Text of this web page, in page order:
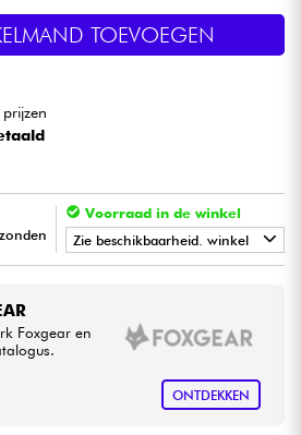
TOEVOEGEN
Voorraad in de winkel
Zie beschikbaarheid. winkel
Foxgear en
ONTDEKKEN